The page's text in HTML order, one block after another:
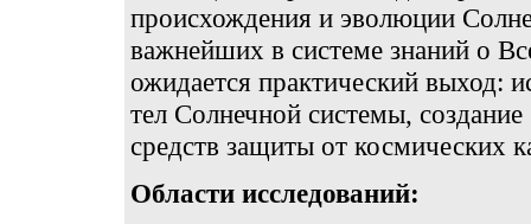
происхождения и эволюции
важнейших в системе знаний о
ожидается практический выход:
тел Солнечной системы,
средств защиты от космических
Области исследований: